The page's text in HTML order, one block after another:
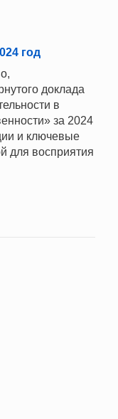
год
доклада
в
за 2024
и ключевые
для восприятия